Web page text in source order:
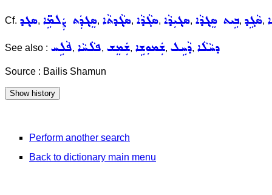
Cf. ܣܓ݂ܕ, ܣܸܓ݂ܕܲܬ ܨܲܠܡܹ̈ܐ, ܣܓ݂ܵܕܬܵܐ, ܣܓܵܕܵܐ, ܣܓ݂ܝܼܕܵܐ, ܒܹܝܬ ܣܸܓ݂ܕܵܐ, ܣܵܓܹܕ,
See also : ܦܵܠܹܚ, ܦܠܵܚܵܐ, ܫܲܡܸܫ, ܫܲܡܘܼܫܹܐ, ܕܵܚܹܠ, ܕܚܵܠܵܐ
Source : Bailis Shamun
Perform another search
Back to dictionary main menu